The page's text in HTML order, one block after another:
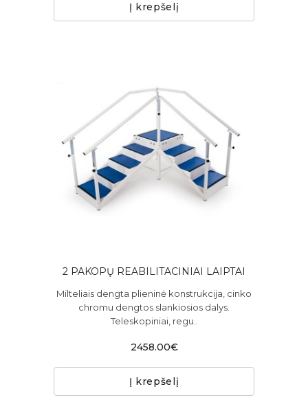
Į krepšelį
2 PAKOPŲ REABILITACINIAI LAIPTAI
Milteliais dengta plieninė konstrukcija, cinko
chromu dengtos slankiosios dalys.
Teleskopiniai, regu..
2458.00€
Į krepšelį